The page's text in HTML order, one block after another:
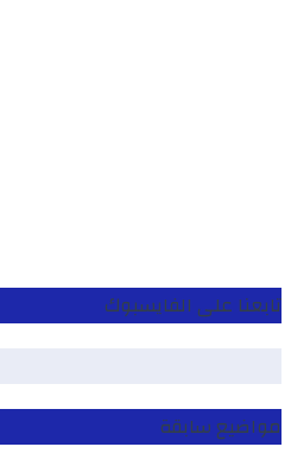
تابعنا على الفايسبوك
مواضيع سابقة